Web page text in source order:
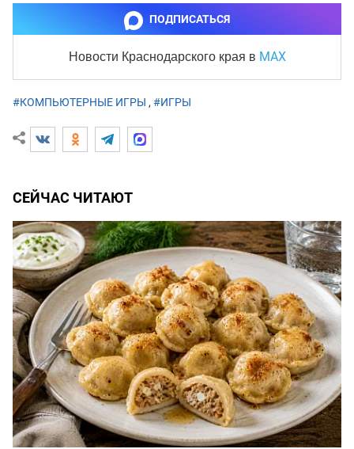
ПОДПИСАТЬСЯ
Новости Краснодарского края в MAX
#КОМПЬЮТЕРНЫЕ ИГРЫ , #ИГРЫ
СЕЙЧАС ЧИТАЮТ